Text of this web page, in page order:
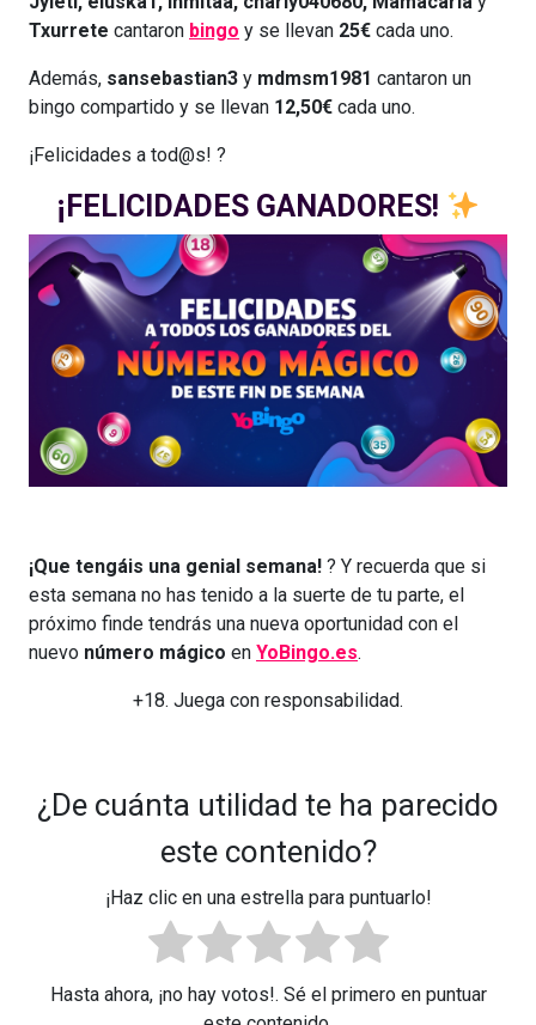
Txurrete cantaron bingo y se llevan 25€ cada uno.
Además, sansebastian3 y mdmsm1981 cantaron un
bingo compartido y se llevan 12,50€ cada uno.
¡Felicidades a tod@s! ?
¡FELICIDADES GANADORES!
¡Que tengáis una genial semana! ? Y recuerda que si
esta semana no has tenido a la suerte de tu parte, el
próximo finde tendrás una nueva oportunidad con el
nuevo número mágico en YoBingo.es.
+18. Juega con responsabilidad.
¿De cuánta utilidad te ha parecido
este contenido?
¡Haz clic en una estrella para puntuarlo!
Hasta ahora, ¡no hay votos!. Sé el primero en puntuar